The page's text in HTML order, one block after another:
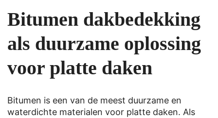
Bitumen dakbedekking
als duurzame oplossing
voor platte daken
Bitumen is een van de meest duurzame en
waterdichte materialen voor platte daken. Als